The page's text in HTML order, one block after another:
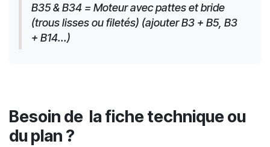
B35 & B34 = Moteur avec pattes et bride
(trous lisses ou filetés) (ajouter B3 + B5, B3
+ B14...)
Besoin de la fiche technique ou
du plan ?